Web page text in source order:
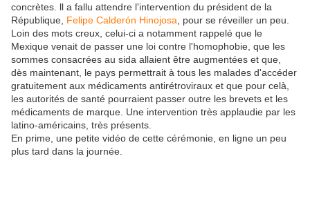
concrètes. ll a fallu attendre l'intervention du président de la
République, Felipe Calderón Hinojosa , pour se réveiller un peu.
Loin des mots creux, celui-ci a notamment rappelé que le
Mexique venait de passer une loi contre l'homophobie, que les
sommes consacrées au sida allaient être augmentées et que,
dès maintenant, le pays permettrait à tous les malades d'accéder
gratuitement aux médicaments antirétroviraux et que pour celà,
les autorités de santé pourraient passer outre les brevets et les
médicaments de marque. Une intervention très applaudie par les
latino-américains, très présents.
En prime, une petite vidéo de cette cérémonie, en ligne un peu
plus tard dans la journée.